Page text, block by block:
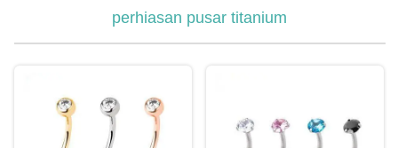
perhiasan pusar titanium